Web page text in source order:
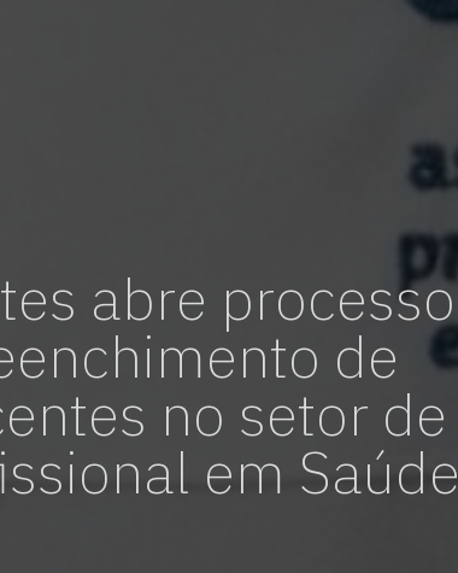
abre processo
de
no setor de
em Saúde